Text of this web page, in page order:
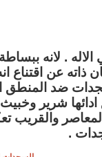
. لانه
ذاته عن اقتناع
ضد
ادائها شرير
المعاصر
.